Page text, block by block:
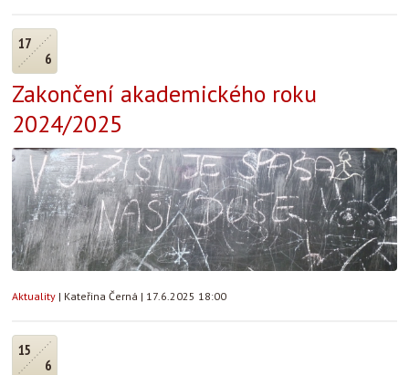
17
6
Zakončení akademického roku
2024/2025
Aktuality | Kateřina Černá | 17.6.2025 18:00
15
6